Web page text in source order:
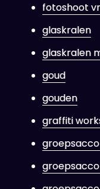
fotoshoot
glaskralen
glaskralen
goud
gouden
graffiti